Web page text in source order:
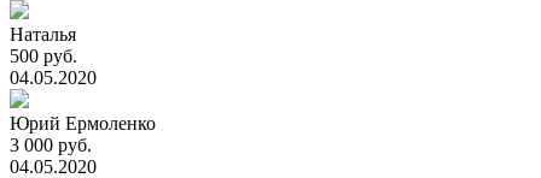
Наталья
500 руб.
04.05.2020
Юрий Ермоленко
3 000 руб.
04.05.2020